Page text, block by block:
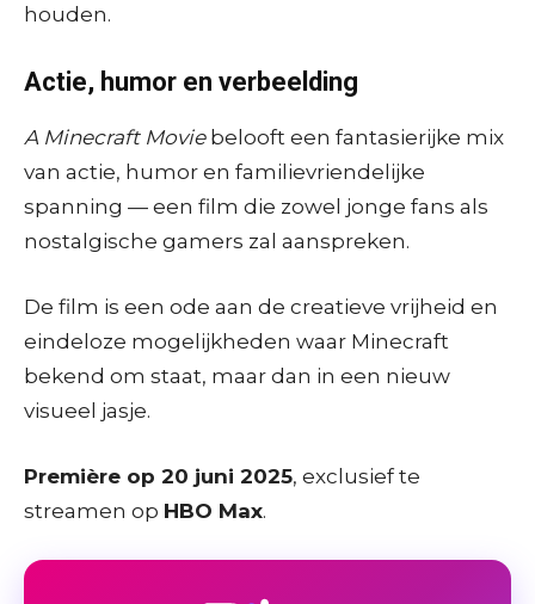
houden.
Actie, humor en verbeelding
A Minecraft Moviebelooft een fantasierijke mix
van actie, humor en familievriendelijke
spanning — een film die zowel jonge fans als
nostalgische gamers zal aanspreken.
De film is een ode aan de creatieve vrijheid en
eindeloze mogelijkheden waar Minecraft
bekend om staat, maar dan in een nieuw
visueel jasje.
Première op 20 juni 2025, exclusief te
streamen op HBO Max.